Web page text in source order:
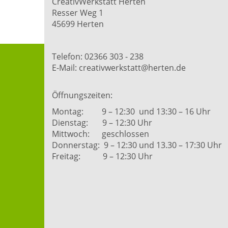
Resser Weg 1
45699 Herten
Telefon: 02366 303 - 238
E-Mail: creativwerkstatt@herten.de
Öffnungszeiten:
Montag: 9 – 12:30 und 13:30 – 16 Uhr
Dienstag: 9 – 12:30 Uhr
Mittwoch: geschlossen
Donnerstag: 9 – 12:30 und 13.30 – 17:30 Uhr
Freitag: 9 – 12:30 Uhr